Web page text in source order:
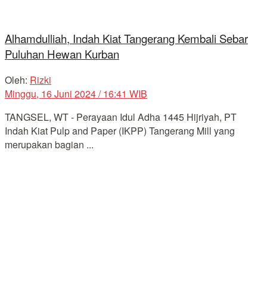
Alhamdulliah, Indah Kiat Tangerang Kembali Sebar
Puluhan Hewan Kurban
Oleh: Rizki
Minggu, 16 Juni 2024 / 16:41 WIB
TANGSEL, WT - Perayaan Idul Adha 1445 Hijriyah, PT
Indah Kiat Pulp and Paper (IKPP) Tangerang Mill yang
merupakan bagian ...